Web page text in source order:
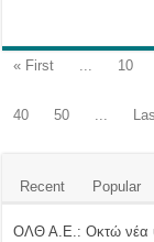
« First ... 10
40
50 ...
Recent Popular
ΟΛΘ Α.Ε.: Οκτώ νέα